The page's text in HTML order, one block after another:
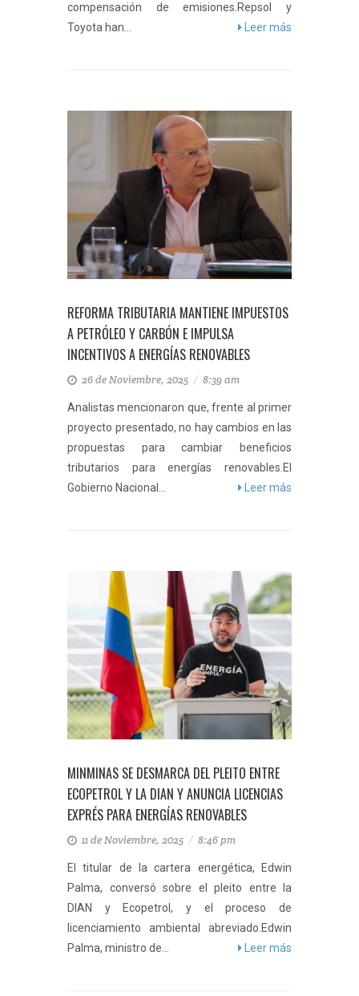
compensación de emisiones.Repsol y
Toyota han...
Leer más
REFORMA TRIBUTARIA MANTIENE IMPUESTOS
A PETRÓLEO Y CARBÓN E IMPULSA
INCENTIVOS A ENERGÍAS RENOVABLES
26 de Noviembre, 2025 / 8:39 am
Analistas mencionaron que, frente al primer
proyecto presentado, no hay cambios en las
propuestas para cambiar beneficios
tributarios para energías renovables.El
Gobierno Nacional...
Leer más
MINMINAS SE DESMARCA DEL PLEITO ENTRE
ECOPETROL Y LA DIAN Y ANUNCIA LICENCIAS
EXPRÉS PARA ENERGÍAS RENOVABLES
11 de Noviembre, 2025 / 8:46 pm
El titular de la cartera energética, Edwin
Palma, conversó sobre el pleito entre la
DIAN y Ecopetrol, y el proceso de
licenciamiento ambiental abreviado.Edwin
Palma, ministro de...
Leer más